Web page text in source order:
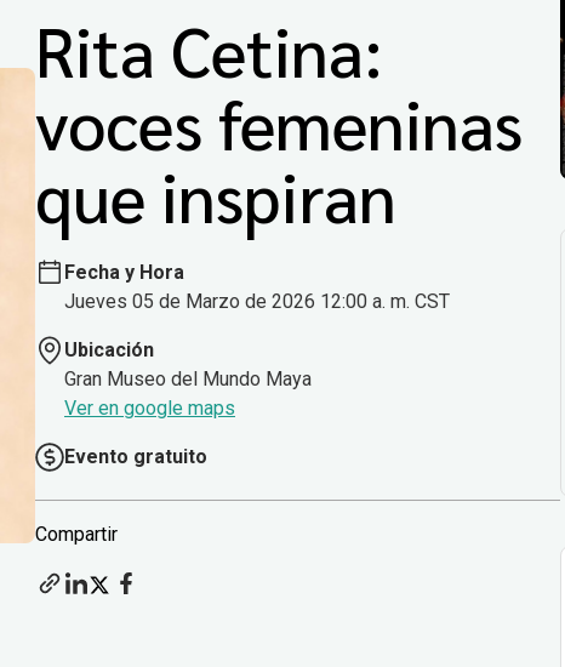
Rita Cetina:
voces femeninas
que inspiran
Fecha y Hora
Jueves 05 de Marzo de 2026 12:00 a. m. CST
Ubicación
Gran Museo del Mundo Maya
Ver en google maps
Evento gratuito
Compartir